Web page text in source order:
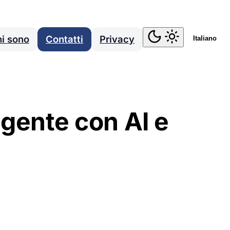
sono Contatti Privacy Italiano
con AI e